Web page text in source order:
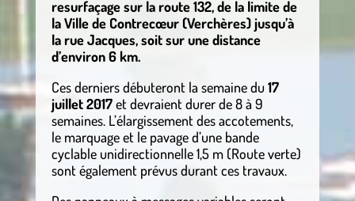
resurfaçage sur la route 132, de la limite de
la Ville de Contrecœur (Verchères) jusqu’à
la rue Jacques, soit sur une distance
d’environ 6 km.
Ces derniers débuteront la semaine du 17
juillet 2017et devraient durer de 8 à 9
semaines. L’élargissement des accotements,
le marquage et le pavage d’une bande
cyclable unidirectionnelle 1,5 m (Route verte)
sont également prévus durant ces travaux.